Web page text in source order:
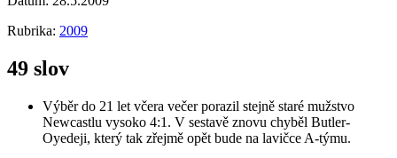
Rubrika: 2009
49 slov
Výběr do 21 let včera večer porazil stejně staré mužstvo
Newcastlu vysoko 4:1. V sestavě znovu chyběl Butler-
Oyedeji, který tak zřejmě opět bude na lavičce A-týmu.